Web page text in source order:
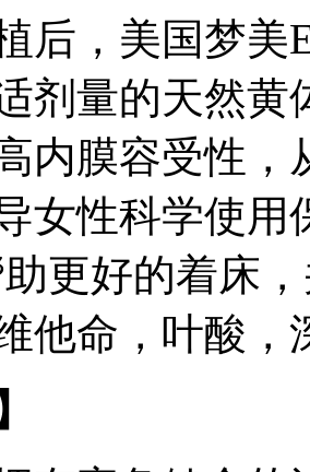
，美国梦美
剂量的天然黄
内膜容受性，
女性科学使
更好的着床
他命，叶酸